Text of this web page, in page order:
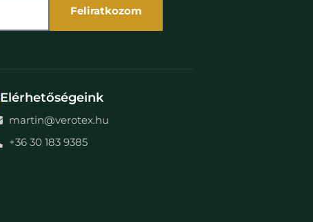
Feliratkozom
Elérhetőségeink
martin@verotex.hu
+36 30 183 9385